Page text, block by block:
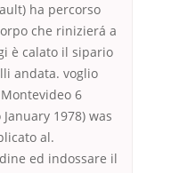
ha percorso
che rinizierá a
è calato il sipario
andata. voglio
6
1978) was
al.
ed indossare il